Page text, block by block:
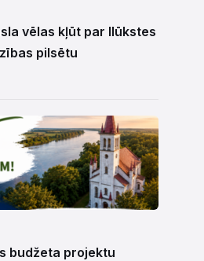
vēlas kļūt par Ilūkstes
pilsētu
budžeta projektu